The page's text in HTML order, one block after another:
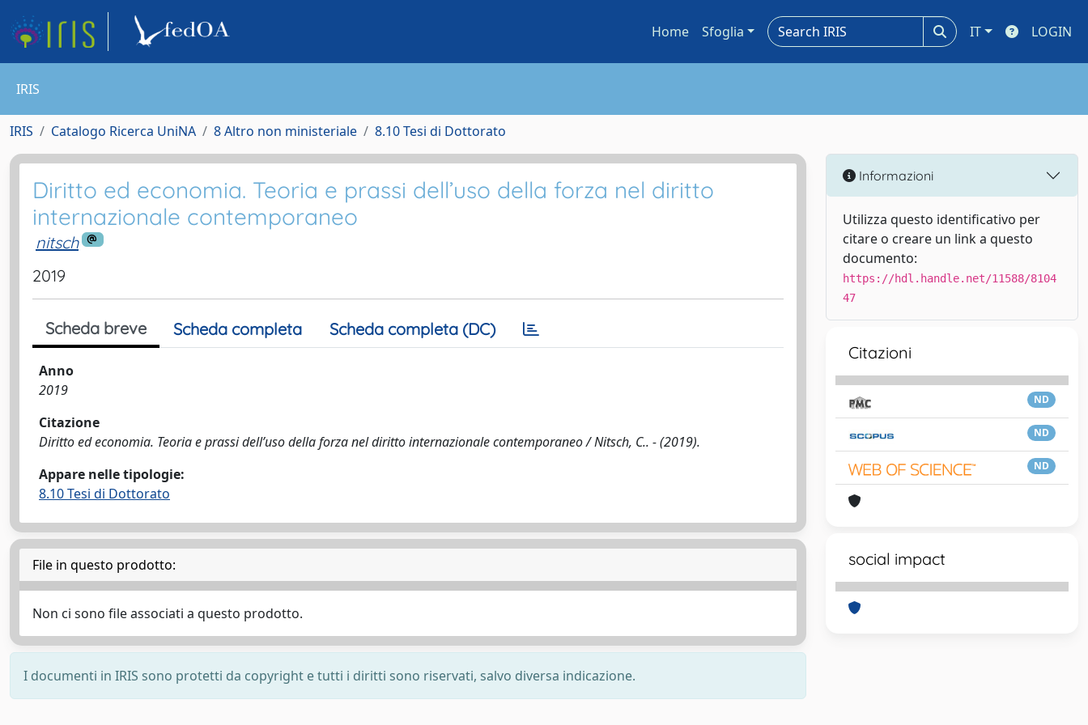
Home Sfoglia IT LOGIN
IRIS
IRIS Catalogo Ricerca UniNA 8 Altro non ministeriale 8.10 Tesi di Dottorato
Diritto ed economia. Teoria e prassi dell’uso della forza nel diritto
internazionale contemporaneo
nitsch
2019
Scheda breve Scheda completa Scheda completa (DC)
Anno
2019
Citazione
Diritto ed economia. Teoria e prassi dell’uso della forza nel diritto internazionale contemporaneo / Nitsch, C.. - (2019).
Appare nelle tipologie:
8.10 Tesi di Dottorato
File in questo prodotto:
Non ci sono file associati a questo prodotto.
I documenti in IRIS sono protetti da copyright e tutti i diritti sono riservati, salvo diversa indicazione.
Informazioni
Utilizza questo identificativo per
citare o creare un link a questo
documento:
https://hdl.handle.net/11588/8104
47
Citazioni
ND
ND
ND
social impact